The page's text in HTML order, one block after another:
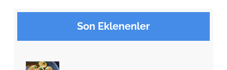
Son Eklenenler